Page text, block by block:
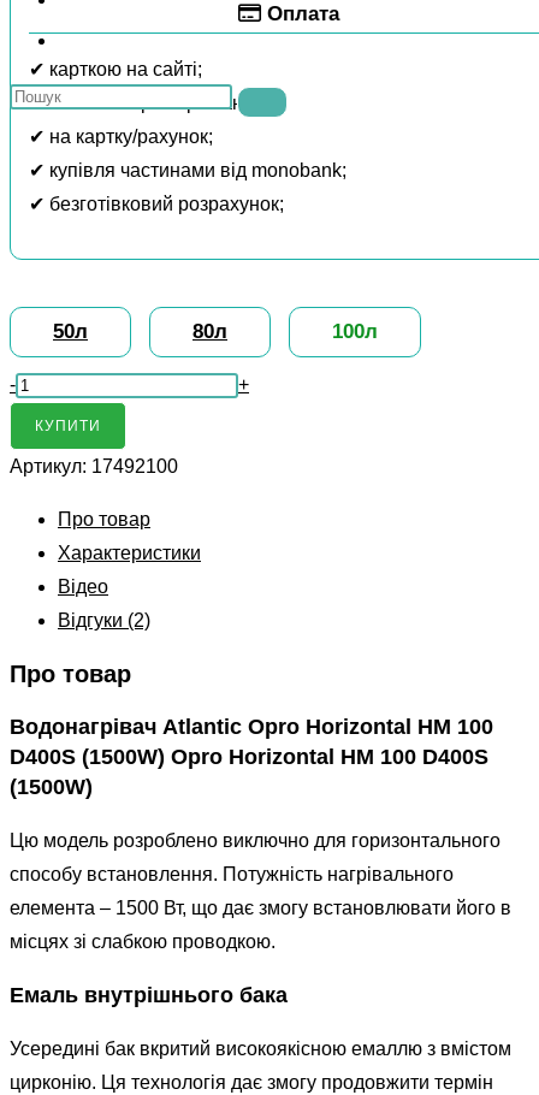
Перемкнути
пошук
на
веб-
сайті
Пошук
сайті
Оплата
✔ карткою на сайті;
✔ готівкою при отриманні;
✔ на картку/рахунок;
✔ купівля частинами від monobank;
✔ безготівковий розрахунок;
50л 80л 100л
Бойлер
Atlantic
Opro
100
D400S
(1500W)
кількість
- +
КУПИТИ
Артикул: 17492100
Про товар
Характеристики
Відео
Відгуки (2)
Про товар
Водонагрівач Atlantic Opro Horizontal HM 100
D400S (1500W) Opro Horizontal HM 100 D400S
(1500W)
Цю модель розроблено виключно для горизонтального
способу встановлення. Потужність нагрівального
елемента – 1500 Вт, що дає змогу встановлювати його в
місцях зі слабкою проводкою.
Емаль внутрішнього бака
Усередині бак вкритий високоякісною емаллю з вмістом
цирконію. Ця технологія дає змогу продовжити термін